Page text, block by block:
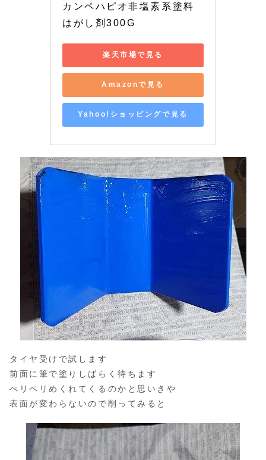
カンペハピオ非塩素系塗料
はがし剤300G
楽天市場で見る
Amazonで見る
Yahoo!ショッピングで見る
タイヤ受けで試します
前面に筆で塗りしばらく待ちます
ぺリペリめくれてくるのかと思いきや
表面が変わらないので削ってみると